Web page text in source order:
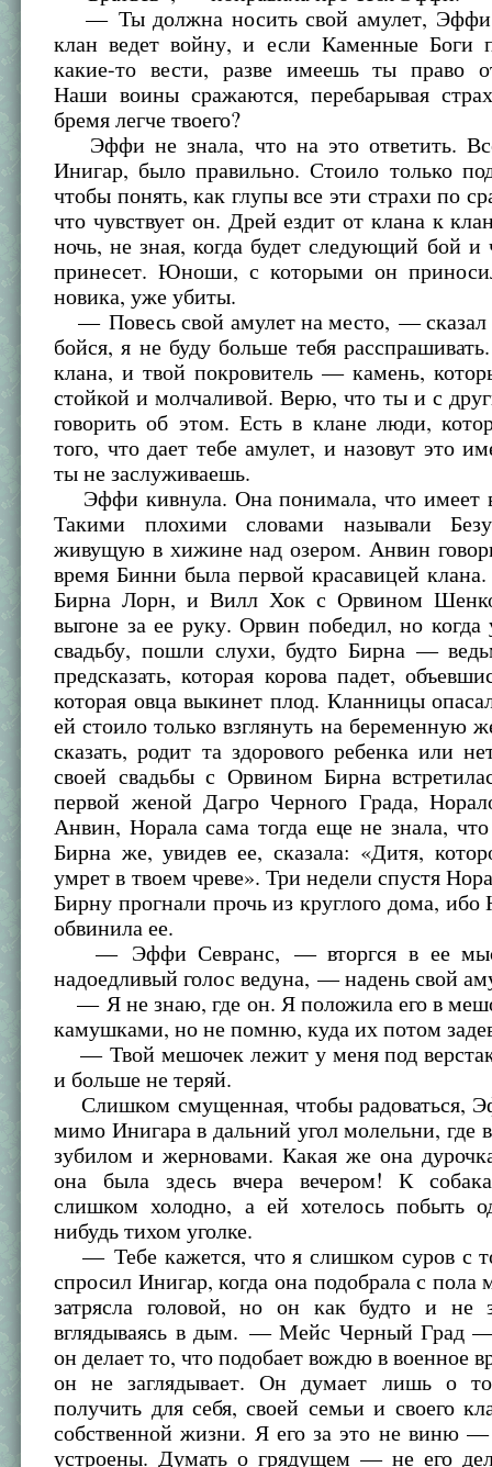
— Ты должна носить свой амулет,
клан ведет войну, и если Каменные Боги
какие-то вести, разве имеешь ты право
Наши воины сражаются, перебарывая
бремя легче твоего?
Эффи не знала, что на это ответить.
Инигар, было правильно. Стоило только
чтобы понять, как глупы все эти страхи по
что чувствует он. Дрей ездит от клана к
ночь, не зная, когда будет следующий бой и
принесет. Юноши, с которыми он
новика, уже убиты.
— Повесь свой амулет на место, —
бойся, я не буду больше тебя
клана, и твой покровитель — камень,
стойкой и молчаливой. Верю, что ты и с
говорить об этом. Есть в клане люди,
того, что дает тебе амулет, и назовут это
ты не заслуживаешь.
Эффи кивнула. Она понимала, что имеет
Такими плохими словами называли
живущую в хижине над озером. Анвин
время Бинни была первой красавицей клана.
Бирна Лорн, и Вилл Хок с Орвином
выгоне за ее руку. Орвин победил, но когда
свадьбу, пошли слухи, будто Бирна —
предсказать, которая корова падет,
которая овца выкинет плод. Кланницы
ей стоило только взглянуть на беременную
сказать, родит та здорового ребенка или
своей свадьбы с Орвином Бирна
первой женой Дагро Черного Града,
Анвин, Норала сама тогда еще не знала,
Бирна же, увидев ее, сказала: «Дитя,
умрет в твоем чреве». Три недели спустя
Бирну прогнали прочь из круглого дома, ибо
обвинила ее.
— Эффи Севранс, — вторгся в ее
надоедливый голос ведуна, — надень свой
— Я не знаю, где он. Я положила его в
камушками, но не помню, куда их потом
— Твой мешочек лежит у меня под
и больше не теряй.
Слишком смущенная, чтобы радоваться,
мимо Инигара в дальний угол молельни, где
зубилом и жерновами. Какая же она
она была здесь вчера вечером! К
слишком холодно, а ей хотелось побыть
нибудь тихом уголке.
— Тебе кажется, что я слишком суров с
спросил Инигар, когда она подобрала с
затрясла головой, но он как будто и не
вглядываясь в дым. — Мейс Черный Град
он делает то, что подобает вождю в военное
он не заглядывает. Он думает лишь о
получить для себя, своей семьи и своего
собственной жизни. Я его за это не виню
устроены. Думать о грядущем — не его